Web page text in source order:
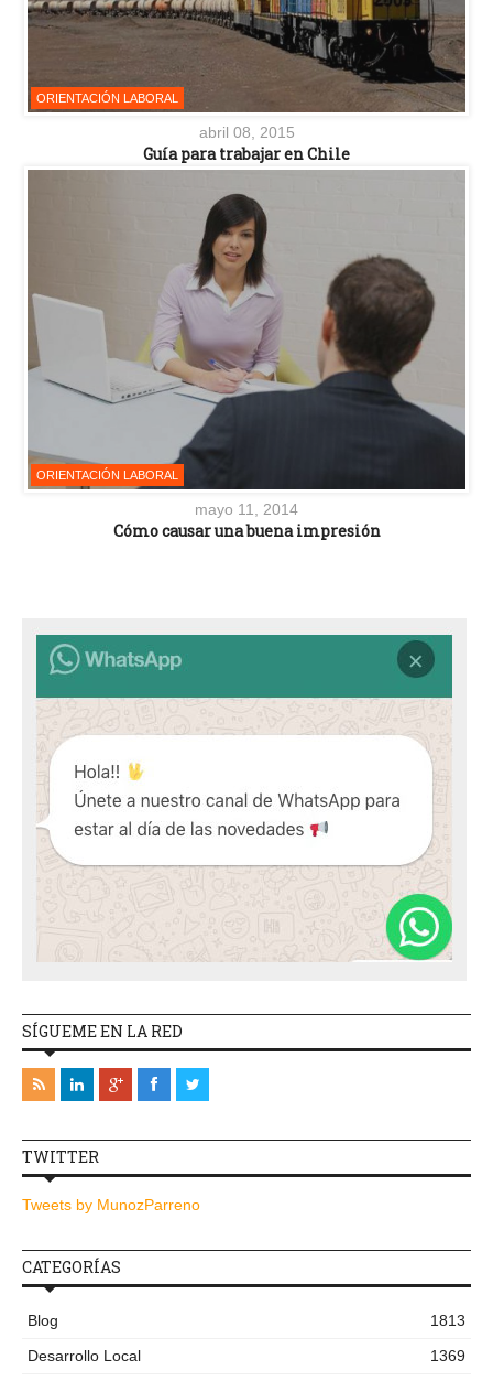
ORIENTACIÓN LABORAL
abril 08, 2015
Guía para trabajar en Chile
ORIENTACIÓN LABORAL
mayo 11, 2014
Cómo causar una buena impresión
SÍGUEME EN LA RED
TWITTER
Tweets by MunozParreno
CATEGORÍAS
Blog
1813
Desarrollo Local
1369